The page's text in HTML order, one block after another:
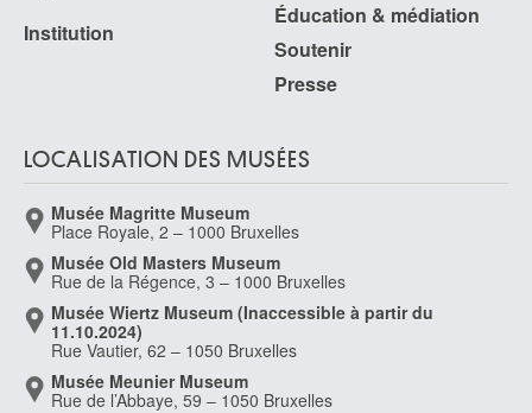
Institution
Éducation & médiation
Soutenir
Presse
LOCALISATION DES MUSÉES
Musée Magritte Museum
Place Royale, 2 – 1000 Bruxelles
Musée Old Masters Museum
Rue de la Régence, 3 – 1000 Bruxelles
Musée Wiertz Museum (Inaccessible à partir du
11.10.2024)
Rue Vautier, 62 – 1050 Bruxelles
Musée Meunier Museum
Rue de l’Abbaye, 59 – 1050 Bruxelles